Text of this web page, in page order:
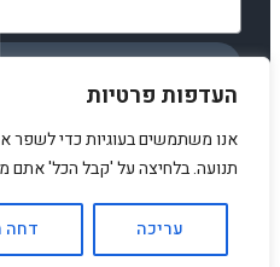
העדפות פרטיות
אנו משתמשים בעוגיות כדי לשפר
תנועה. בלחיצה על 'קבל הכל' אתם
עריכה דחה
© 2025 amirstuff. All rights reserved.